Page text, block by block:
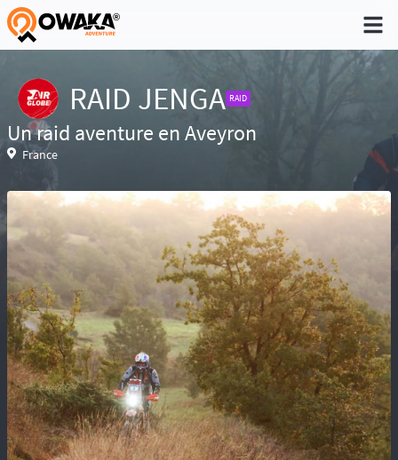
®
RAID JENGA RAID
Un raid aventure en Aveyron
France
Niveau 2 - Pratique occasionnelle (Une sortie
par trimestre)
Niveau 3 - Pratique régulière (A déjà participé à
des aventures)
Niveau 4 - Pratique intensive (Participe
régulièrement à des aventures)
Niveau 5 - Expert (Sans limite)
Réservé aux baroudeurs, la prise de
risque fait partie de l’aventure. Conscient des
difficultés de recherche en cas d’accident ou
maladie, vous risquez d’être coupés du
monde et de tous moyens de secours.
Compter sur l’assistance des autochtones